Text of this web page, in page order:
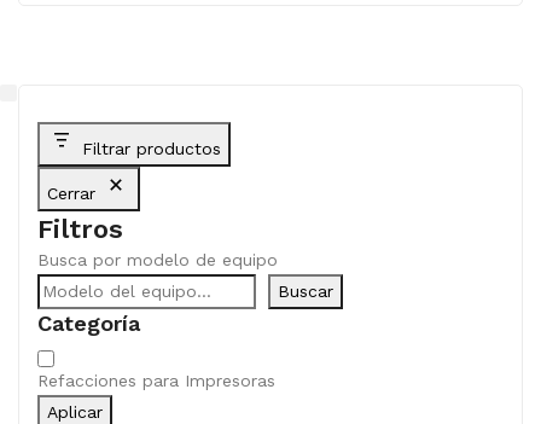
Filtrar productos
Cerrar
Filtros
Busca por modelo de equipo
Buscar
Categoría
Categoría
Refacciones para Impresoras
Aplicar